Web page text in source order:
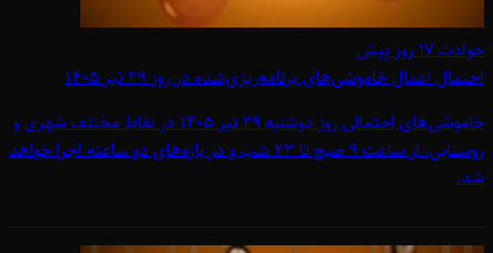
حوادث۱۷ روز پیش
احتمال اعمال خاموشی‌های برنامه‌ریزی‌شده در روز 29 تیر 1405
خاموشی‌های احتمالی روز دوشنبه 29 تیر 1405 در نقاط مختلف شهری و
روستایی، از ساعت 9 صبح تا 23 شب و در بازه‌های دو ساعته اجرا خواهد
شد.